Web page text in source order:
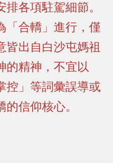
各項駐駕細節。
「合轎」進行，僅
皆出自白沙屯媽祖
的精神，不宜以
控」等詞彙誤導或
信仰核心。